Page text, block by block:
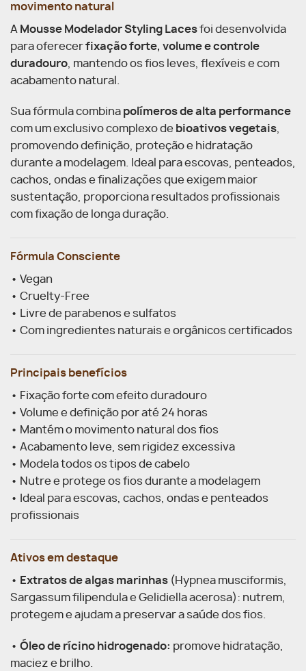
movimento natural
A Mousse Modelador Styling Lacesfoi desenvolvida
para oferecerfixação forte, volume e controle
duradouro , mantendo os fios leves, flexíveis e com
acabamento natural.
Sua fórmula combina polímeros de alta performance
com um exclusivo complexo de bioativos vegetais,
promovendo definição, proteção e hidratação
durante a modelagem. Ideal para escovas, penteados,
cachos, ondas e finalizações que exigem maior
sustentação, proporciona resultados profissionais
com fixação de longa duração.
Fórmula Consciente
• Vegan
• Cruelty-Free
• Livre de parabenos e sulfatos
• Com ingredientes naturais e orgânicos certificados
Principais benefícios
• Fixação forte com efeito duradouro
• Volume e definição por até 24 horas
• Mantém o movimento natural dos fios
• Acabamento leve, sem rigidez excessiva
• Modela todos os tipos de cabelo
• Nutre e protege os fios durante a modelagem
• Ideal para escovas, cachos, ondas e penteados
profissionais
Ativos em destaque
• Extratos de algas marinhas (Hypnea musciformis,
Sargassum filipendula e Gelidiella acerosa): nutrem,
protegem e ajudam a preservar a saúde dos fios.
• Óleo de rícino hidrogenado: promove hidratação,
maciez e brilho.